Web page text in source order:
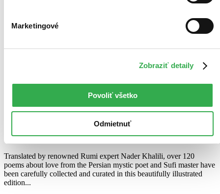
Marketingové
Zobraziť detaily
Povoliť všetko
Odmietnuť
The Love Poems of Rumi
Translated by renowned Rumi expert Nader Khalili, over 120
poems about love from the Persian mystic poet and Sufi master have
been carefully collected and curated in this beautifully illustrated
edition...